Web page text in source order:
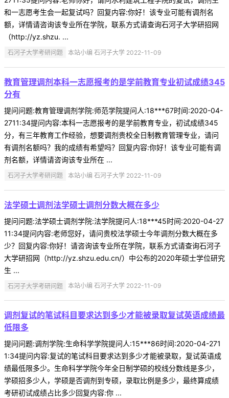
和一志愿考生会一起复试吗？回复内容:你好！该专业可能有调剂名
额，详情请咨询该专业所在学院，联系方式请查询石河子大学研招网
（http://yz.shzu. ...
石河子大学考研问题 本站小编 石河子大学 2022-11-09
教育管理调剂本科一志愿报考的是学前教育专业初试成绩345
分有
提问问题:教育管理调剂学院:师范学院提问人:18***67时间:2020-04-
2711:34提问内容:本科一志愿报考的是学前教育专业，初试成绩345
分，有三年教育工作经验，想要调剂贵校全日制教育管理专业，请问
有调剂名额吗？我的成绩有希望吗？回复内容:你好！该专业可能有调
剂名额，详情请咨询该专业所在 ...
石河子大学考研问题 本站小编 石河子大学 2022-11-09
法学硕士调剂法学硕士调剂分数大概在多少
提问问题:法学硕士调剂学院:法学院提问人:18***45时间:2020-04-27
11:34提问内容:老师您好，请问贵校法学硕士今年调剂分数大概在多
少？回复内容:你好！请咨询该专业所在学院，联系方式请查询石河子
大学研招网（http://yz.shzu.edu.cn/）中公布的2020年硕士学位研究
生 ...
石河子大学考研问题 本站小编 石河子大学 2022-11-09
调剂复试的笔试科目要求达到多少才能被录取复试英语成绩最
低限多
提问问题:调剂学院:生命科学学院提问人:15***86时间:2020-04-271
1:34提问内容:复试的笔试科目要求达到多少才能被录取，复试英语成
绩最低限多少。生命科学学院今年全日制学硕的校线分数线是多少，
学硕招多少人，学硕是否调剂到专硕，录取比例是多少，最终算成绩
考研初试成绩占比多少回复内容:你 ...